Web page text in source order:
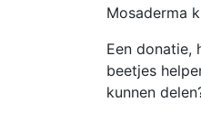
Mosaderma
Een donatie,
beetjes
kunnen